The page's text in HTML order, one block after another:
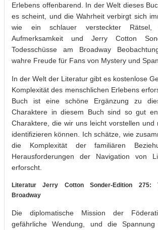
Erlebens offenbarend. In der Welt dieses
es scheint, und die Wahrheit verbirgt sich
wie ein schlauer versteckter Rätsel,
Aufmerksamkeit und Jerry Cotton
Todesschüsse am Broadway
wahre Freude für Fans von Mystery und
In der Welt der Literatur gibt es kostenlose
Komplexität des menschlichen Erlebens
Buch ist eine schöne Ergänzung zu
Charaktere in diesem Buch sind so gut
Charaktere, die wir uns leicht vorstellen und
identifizieren können. Ich schätze, wie
die Komplexität der familiären
Herausforderungen der Navigation von
erforscht.
Literatur Jerry Cotton Sonder-Edition 275:
Broadway
Die diplomatische Mission der
gefährliche Wendung, und die